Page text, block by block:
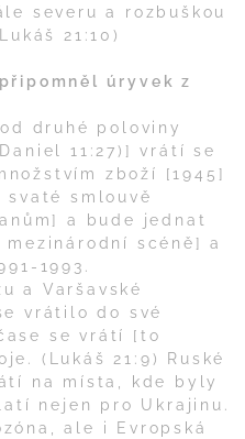
severu a rozbuškou
21:10)
úryvek z
druhé poloviny
11:27)] vrátí se
zboží [1945]
smlouvě
a bude jednat
scéně] a
1993.
a Varšavské
vrátilo do své
se vrátí [to
(Lukáš 21:9) Ruské
na místa, kde byly
nejen pro Ukrajinu.
ale i Evropská